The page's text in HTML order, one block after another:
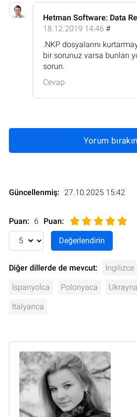
Hetman Software: Data
18.12.2019 14:46 #
.NKP dosyalarını
bir sorunuz varsa bunları
sorun.
Cevap
Yorum bırakın
Güncellenmiş: 27.10.2025 15:42
Puan: 6 Puan:
Diğer dillerde de mevcut: İngilizce
İspanyolca Polonyaca
İtalyanca